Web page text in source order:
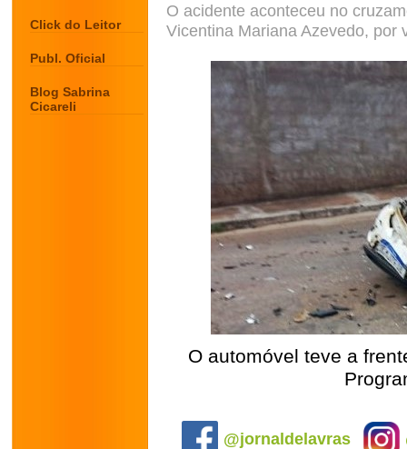
Click do Leitor
Publ. Oficial
Blog Sabrina
Cicareli
O acidente aconteceu no
Vicentina Mariana Azevedo, por
O automóvel teve a
@jornaldelavras